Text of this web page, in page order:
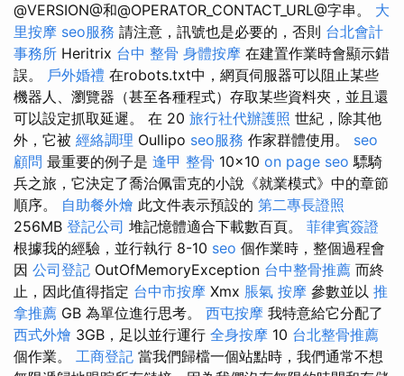
@VERSION@和@OPERATOR_CONTACT_URL@字串。 大
里按摩 seo服務 請注意，訊號也是必要的，否則 台北會計
事務所 Heritrix 台中 整骨 身體按摩 在建置作業時會顯示錯
誤。 戶外婚禮 在robots.txt中，網頁伺服器可以阻止某些
機器人、瀏覽器（甚至各種程式）存取某些資料夾，並且還
可以設定抓取延遲。 在 20 旅行社代辦護照 世紀，除其他
外，它被 經絡調理 Oullipo seo服務 作家群體使用。 seo
顧問 最重要的例子是 逢甲 整骨 10×10 on page seo 驃騎
兵之旅，它決定了喬治佩雷克的小說《就業模式》中的章節
順序。 自助餐外燴 此文件表示預設的 第二專長證照
256MB 登記公司 堆記憶體適合下載數百頁。 菲律賓簽證
根據我的經驗，並行執行 8-10 seo 個作業時，整個過程會
因 公司登記 OutOfMemoryException 台中整骨推薦 而終
止，因此值得指定 台中市按摩 Xmx 脹氣 按摩 參數並以 推
拿推薦 GB 為單位進行思考。 西屯按摩 我特意給它分配了
西式外燴 3GB，足以並行運行 全身按摩 10 台北整骨推薦
個作業。 工商登記 當我們歸檔一個站點時，我們通常不想